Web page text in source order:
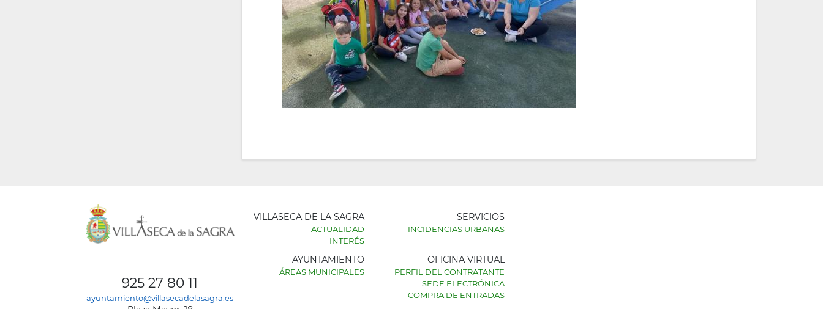
925 27 80 11
ayuntamiento@villasecadelasagra.es
AYUNTAMIENTO
VILLASECA DE LA SAGRA
ACTUALIDAD
INTERÉS
SERVICIOS
INCIDENCIAS URBANAS
AYUNTAMIENTO
ÁREAS MUNICIPALES
OFICINA VIRTUAL
PERFIL DEL CONTRATANTE
SEDE ELECTRÓNICA
COMPRA DE ENTRADAS